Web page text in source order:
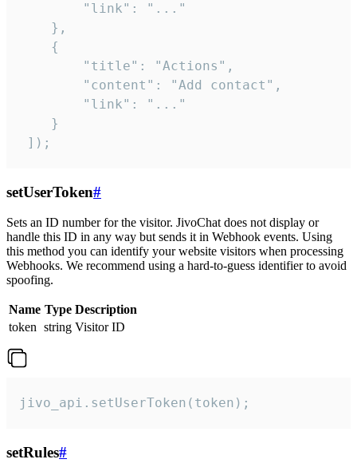
        "link": "..."
    },
    {
        "title": "Actions",
        "content": "Add contact",
        "link": "..."
    }
]);
setUserToken#
Sets an ID number for the visitor. JivoChat does not display or
handle this ID in any way but sends it in Webhook events. Using
this method you can identify your website visitors when processing
Webhooks. We recommend using a hard-to-guess identifier to avoid
spoofing.
Name Type Description
token string Visitor ID
jivo_api.setUserToken(token);
setRules#